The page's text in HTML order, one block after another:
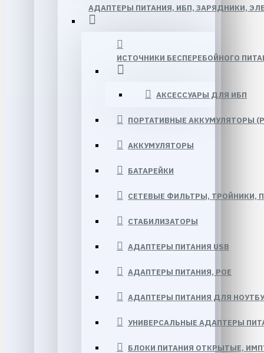
АДАПТЕРЫ ПИТАНИЯ, ИБП, ЗАРЯДНИКИ,
ИСТОЧНИКИ БЕСПЕРЕБОЙНОГО
АКСЕССУАРЫ ДЛЯ ИБП
ПОРТАТИВНЫЕ АККУМУЛЯТОРЫ
АККУМУЛЯТОРЫ
БАТАРЕЙКИ
СЕТЕВЫЕ ФИЛЬТРЫ, ТРОЙНИКИ,
СТАБИЛИЗАТОРЫ
АДАПТЕРЫ ПИТАНИЯ USB
АДАПТЕРЫ ПИТАНИЯ, POE
АДАПТЕРЫ ПИТАНИЯ ДЛЯ
УНИВЕРСАЛЬНЫЕ АДАПТЕРЫ
БЛОКИ ПИТАНИЯ ОТКРЫТЫЕ,